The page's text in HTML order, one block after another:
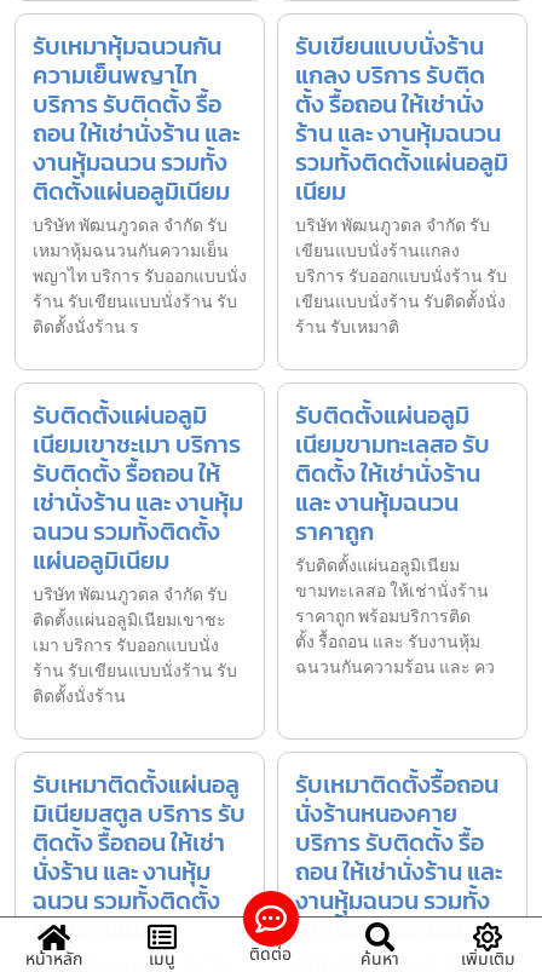
รับเหมาหุ้มฉนวนกัน
ความเย็นพญาไท
บริการ รับติดตั้ง รื้อ
ถอน ให้เช่านั่งร้าน และ
งานหุ้มฉนวน รวมทั้ง
ติดตั้งแผ่นอลูมิเนียม
บริษัท พัฒนภูวดล จำกัด รับ
เหมาหุ้มฉนวนกันความเย็น
พญาไท บริการ รับออกแบบนั่ง
ร้าน รับเขียนแบบนั่งร้าน รับ
ติดตั้งนั่งร้าน ร
รับเขียนแบบนั่งร้าน
แกลง บริการ รับติด
ตั้ง รื้อถอน ให้เช่านั่ง
ร้าน และ งานหุ้มฉนวน
รวมทั้งติดตั้งแผ่นอลูมิ
เนียม
บริษัท พัฒนภูวดล จำกัด รับ
เขียนแบบนั่งร้านแกลง
บริการ รับออกแบบนั่งร้าน รับ
เขียนแบบนั่งร้าน รับติดตั้งนั่ง
ร้าน รับเหมาติ
รับติดตั้งแผ่นอลูมิ
เนียมเขาชะเมา บริการ
รับติดตั้ง รื้อถอน ให้
เช่านั่งร้าน และ งานหุ้ม
ฉนวน รวมทั้งติดตั้ง
แผ่นอลูมิเนียม
บริษัท พัฒนภูวดล จำกัด รับ
ติดตั้งแผ่นอลูมิเนียมเขาชะ
เมา บริการ รับออกแบบนั่ง
ร้าน รับเขียนแบบนั่งร้าน รับ
ติดตั้งนั่งร้าน
รับติดตั้งแผ่นอลูมิ
เนียมขามทะเลสอ รับ
ติดตั้ง ให้เช่านั่งร้าน
และ งานหุ้มฉนวน
ราคาถูก
รับติดตั้งแผ่นอลูมิเนียม
ขามทะเลสอ ให้เช่านั่งร้าน
ราคาถูก พร้อมบริการติด
ตั้ง รื้อถอน และ รับงานหุ้ม
ฉนวนกันความร้อน และ คว
รับเหมาติดตั้งแผ่นอลู
มิเนียมสตูล บริการ รับ
ติดตั้ง รื้อถอน ให้เช่า
นั่งร้าน และ งานหุ้ม
ฉนวน รวมทั้งติดตั้ง
แผ่นอลูมิเนียม
บริษัท พัฒนภูวดล จำกัด รับ
รับเหมาติดตั้งรื้อถอน
นั่งร้านหนองคาย
บริการ รับติดตั้ง รื้อ
ถอน ให้เช่านั่งร้าน และ
งานหุ้มฉนวน รวมทั้ง
ติดตั้งแผ่นอลูมิเนียม
บริษัท พัฒนภูวดล จำกัด รับ
หน้าหลัก เมนู ติดต่อ ค้นหา เพิ่มเติม